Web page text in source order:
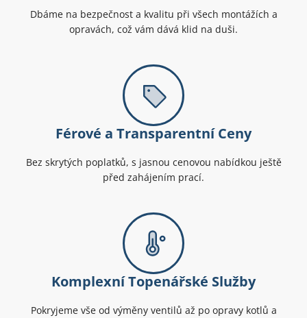
Dbáme na bezpečnost a kvalitu při všech montážích a
opravách, což vám dává klid na duši.
Férové a Transparentní Ceny
Bez skrytých poplatků, s jasnou cenovou nabídkou ještě
před zahájením prací.
Komplexní Topenářské Služby
Pokryjeme vše od výměny ventilů až po opravy kotlů a